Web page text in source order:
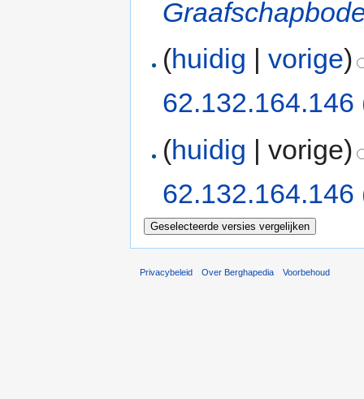
(huidig |vorige)
62.132.164.146
(huidig | vorige)
62.132.164.146
Privacybeleid Over Berghapedia Voorbehoud